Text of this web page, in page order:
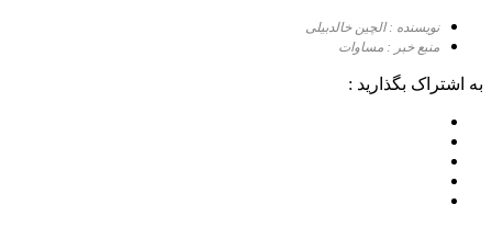
نویسنده : الچین خالدبیلی
منبع خبر : مساوات
به اشتراک بگذارید :